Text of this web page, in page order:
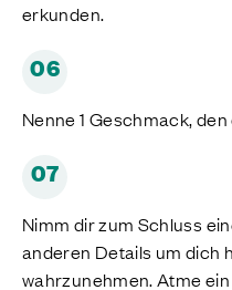
erkunden.
06
Nenne 1 Geschmack,
07
Nimm dir zum Schluss
anderen Details um dich
wahrzunehmen. Atme